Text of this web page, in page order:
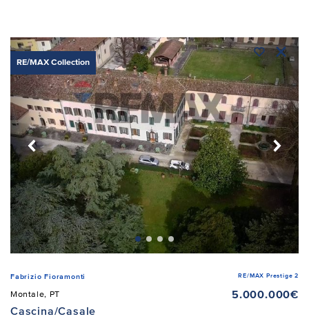
RE/MAX Collection
Fabrizio Fioramonti RE/MAX Prestige 2
Montale, PT
5.000.000€
Cascina/Casale